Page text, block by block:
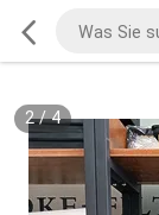
2/4